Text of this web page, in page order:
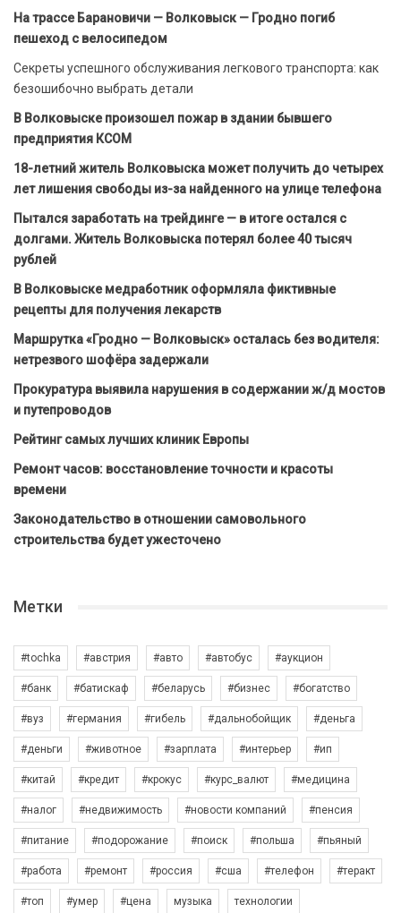
На трассе Барановичи — Волковыск — Гродно погиб
пешеход с велосипедом
Секреты успешного обслуживания легкового транспорта: как
безошибочно выбрать детали
В Волковыске произошел пожар в здании бывшего
предприятия КСОМ
18-летний житель Волковыска может получить до четырех
лет лишения свободы из-за найденного на улице телефона
Пытался заработать на трейдинге — в итоге остался с
долгами. Житель Волковыска потерял более 40 тысяч
рублей
В Волковыске медработник оформляла фиктивные
рецепты для получения лекарств
Маршрутка «Гродно — Волковыск» осталась без водителя:
нетрезвого шофёра задержали
Прокуратура выявила нарушения в содержании ж/д мостов
и путепроводов
Рейтинг самых лучших клиник Европы
Ремонт часов: восстановление точности и красоты
времени
Законодательство в отношении самовольного
строительства будет ужесточено
Метки
#tochka #австрия #авто #автобус #аукцион
#банк #батискаф #беларусь #бизнес #богатство
#вуз #германия #гибель #дальнобойщик #деньга
#деньги #животное #зарплата #интерьер #ип
#китай #кредит #крокус #курс_валют #медицина
#налог #недвижимость #новости компаний #пенсия
#питание #подорожание #поиск #польша #пьяный
#работа #ремонт #россия #сша #телефон #теракт
#топ #умер #цена музыка технологии